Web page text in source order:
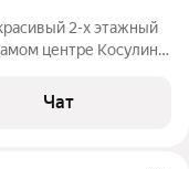
2-х этажный
центре Косулино,
поверьте ))
Чат